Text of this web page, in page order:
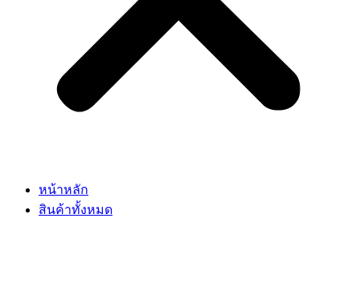
หน้าหลัก
สินค้าทั้งหมด